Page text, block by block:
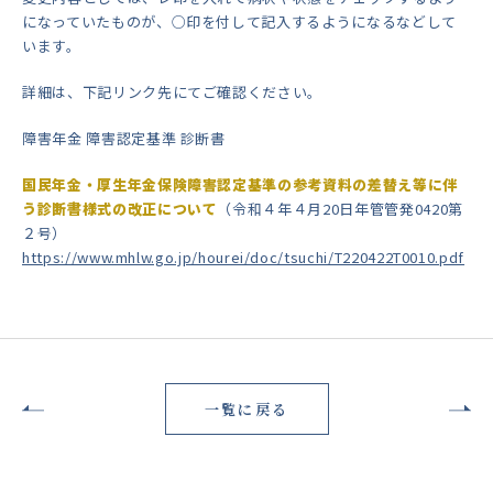
になっていたものが、○印を付して記入するようになるなどして
います。
詳細は、下記リンク先にてご確認ください。
障害年金 障害認定基準 診断書
国民年金・厚生年金保険障害認定基準の参考資料の差替え等に伴
う診断書様式の改正について （令和４年４月20日年管管発0420第
２号）
https://www.mhlw.go.jp/hourei/doc/tsuchi/T220422T0010.pdf
一覧に戻る